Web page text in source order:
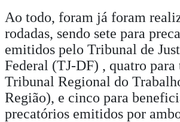
Ao todo, foram já foram
rodadas, sendo sete para
emitidos pelo Tribunal de
Federal (TJ-DF) , quatro
Tribunal Regional do
Região), e cinco para
precatórios emitidos por